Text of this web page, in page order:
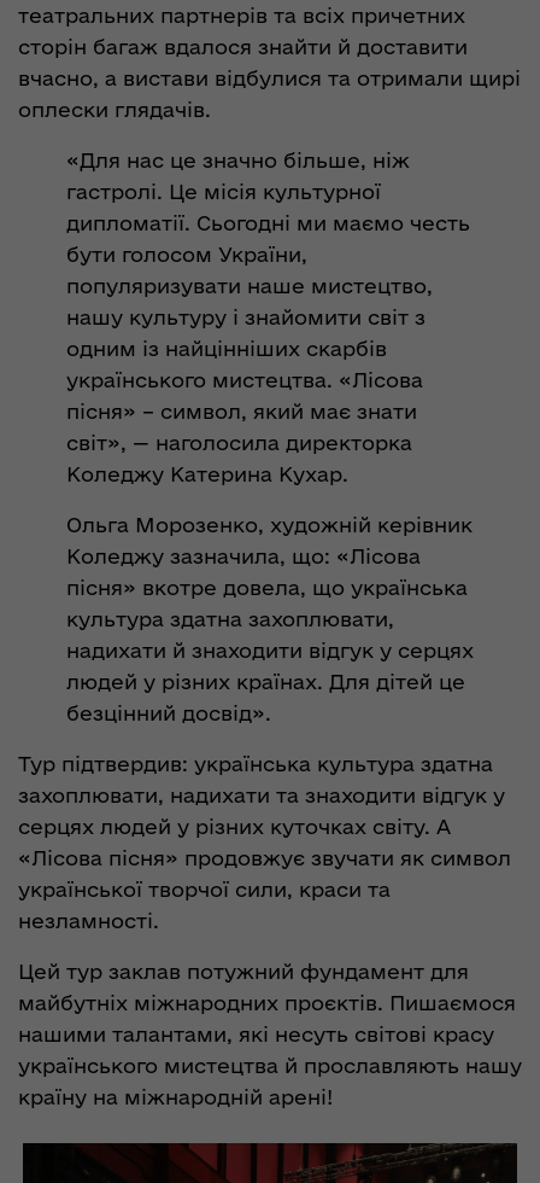
театральних партнерів та всіх причетних
сторін багаж вдалося знайти й доставити
вчасно, а вистави відбулися та отримали щирі
оплески глядачів.
«Для нас це значно більше, ніж
гастролі. Це місія культурної
дипломатії. Сьогодні ми маємо честь
бути голосом України,
популяризувати наше мистецтво,
нашу культуру і знайомити світ з
одним із найцінніших скарбів
українського мистецтва. «Лісова
пісня» – символ, який має знати
світ», — наголосила директорка
Коледжу Катерина Кухар.
Ольга Морозенко, художній керівник
Коледжу зазначила, що: «Лісова
пісня» вкотре довела, що українська
культура здатна захоплювати,
надихати й знаходити відгук у серцях
людей у різних країнах. Для дітей це
безцінний досвід».
Тур підтвердив: українська культура здатна
захоплювати, надихати та знаходити відгук у
серцях людей у різних куточках світу. А
«Лісова пісня» продовжує звучати як символ
української творчої сили, краси та
незламності.
Цей тур заклав потужний фундамент для
майбутніх міжнародних проєктів. Пишаємося
нашими талантами, які несуть світові красу
українського мистецтва й прославляють нашу
країну на міжнародній арені!